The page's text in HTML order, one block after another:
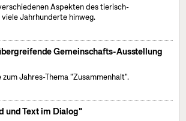
Aspekten des tierisch-
Jahrhunderte hinweg.
Gemeinschafts-Ausstellung
Jahres-Thema "Zusammenhalt".
und Text im Dialog"